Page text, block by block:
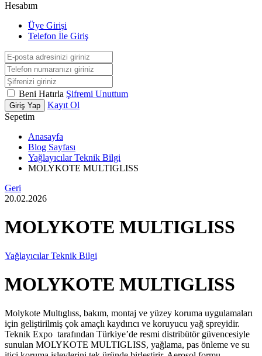
Hesabım
Üye Girişi
Telefon İle Giriş
Beni Hatırla Şifremi Unuttum
Giriş Yap
Kayıt Ol
Sepetim
Anasayfa
Blog Sayfası
Yağlayıcılar Teknik Bilgi
MOLYKOTE MULTIGLISS
Geri
20.02.2026
MOLYKOTE MULTIGLISS
Yağlayıcılar Teknik Bilgi
MOLYKOTE MULTIGLISS
Molykote Multıglıss, bakım, montaj ve yüzey koruma uygulamaları
için geliştirilmiş çok amaçlı kaydırıcı ve koruyucu yağ spreyidir.
Teknik Expo tarafından Türkiye’de resmi distribütör güvencesiyle
sunulan MOLYKOTE MULTIGLISS, yağlama, pas önleme ve su